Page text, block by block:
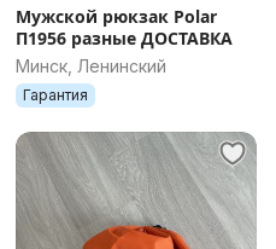
Мужской рюкзак Polar
П1956 разные ДОСТАВКА
Минск, Ленинский
Гарантия